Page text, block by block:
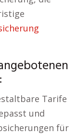
Tarife
und
für